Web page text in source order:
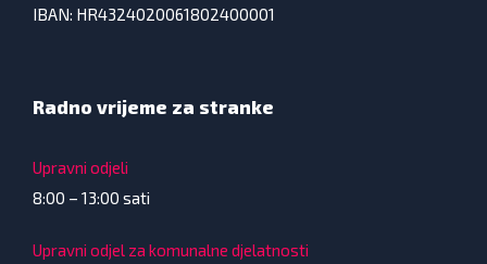
IBAN: HR4324020061802400001
Radno vrijeme za stranke
Upravni odjeli
8:00 – 13:00 sati
Upravni odjel za komunalne djelatnosti